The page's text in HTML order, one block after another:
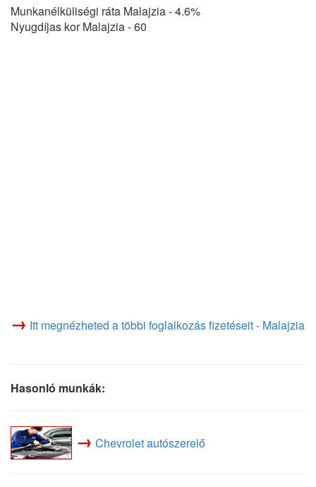
Munkanélküliségi ráta Malajzia - 4.6%
Nyugdíjas kor Malajzia - 60
→ Itt megnézheted a többi foglalkozás fizetéseit - Malajzia
Hasonló munkák:
→ Chevrolet autószerelő